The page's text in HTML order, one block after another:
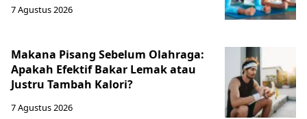
7 Agustus 2026
Makana Pisang Sebelum Olahraga:
Apakah Efektif Bakar Lemak atau
Justru Tambah Kalori?
7 Agustus 2026